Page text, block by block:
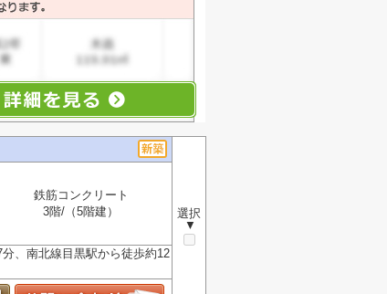
選択
▼
鉄筋コンクリート
3階/（5階建）
、南北線目黒駅から徒歩約12